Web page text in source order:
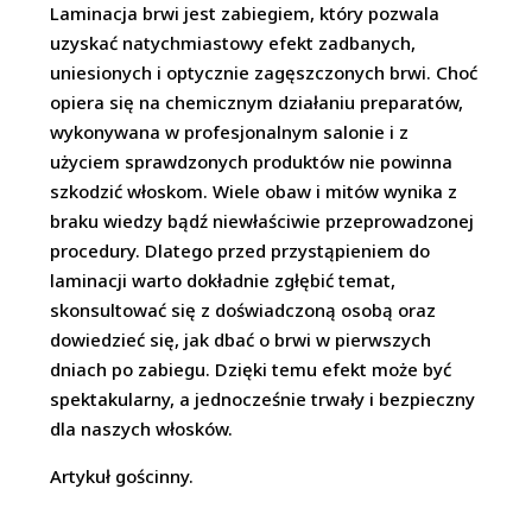
Laminacja brwi jest zabiegiem, który pozwala
uzyskać natychmiastowy efekt zadbanych,
uniesionych i optycznie zagęszczonych brwi. Choć
opiera się na chemicznym działaniu preparatów,
wykonywana w profesjonalnym salonie i z
użyciem sprawdzonych produktów nie powinna
szkodzić włoskom. Wiele obaw i mitów wynika z
braku wiedzy bądź niewłaściwie przeprowadzonej
procedury. Dlatego przed przystąpieniem do
laminacji warto dokładnie zgłębić temat,
skonsultować się z doświadczoną osobą oraz
dowiedzieć się, jak dbać o brwi w pierwszych
dniach po zabiegu. Dzięki temu efekt może być
spektakularny, a jednocześnie trwały i bezpieczny
dla naszych włosków.
Artykuł gościnny.